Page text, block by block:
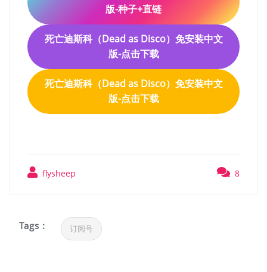
版-种子+直链
死亡迪斯科（Dead as Disco）免安装中文
版-点击下载
死亡迪斯科（Dead as Disco）免安装中文
版-点击下载
flysheep 8
Tags : 订阅号